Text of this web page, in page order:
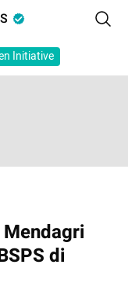
Initiative
di